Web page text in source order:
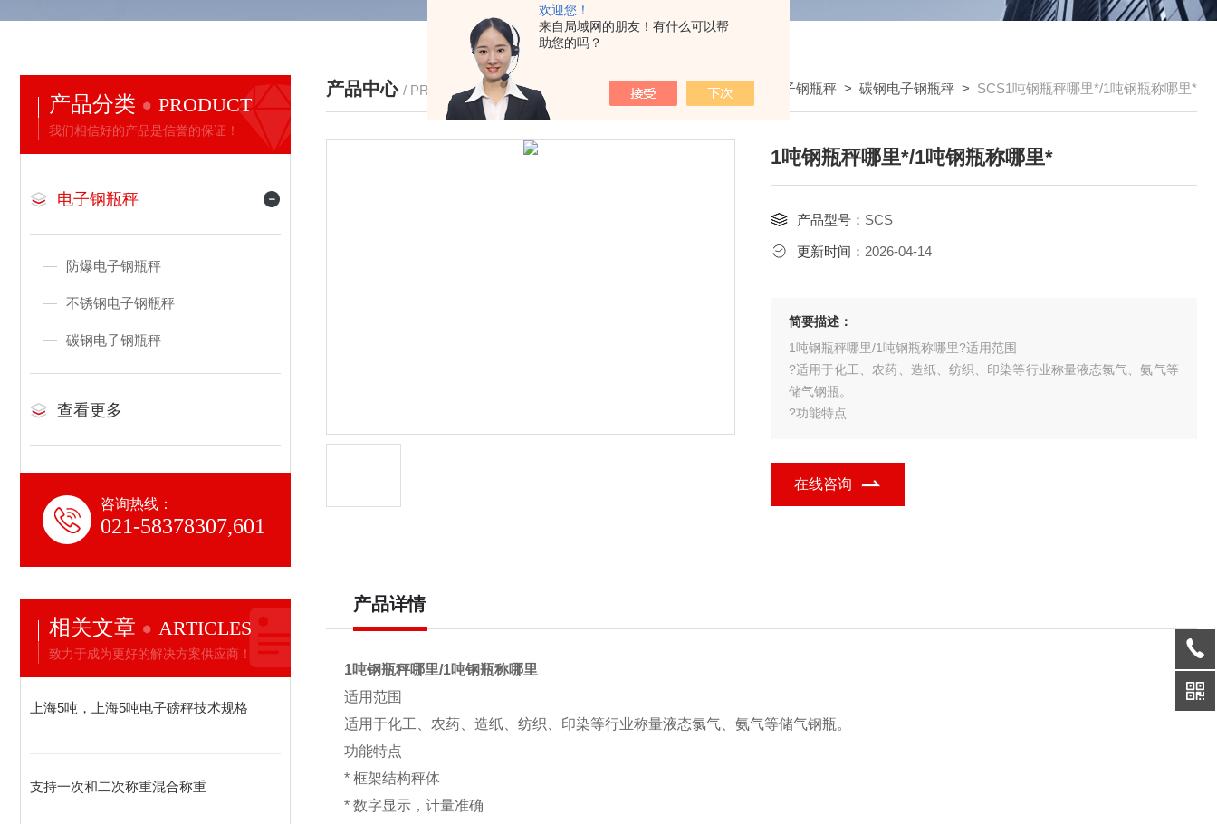
欢迎您！
来自局域网的朋友！有什么可以帮
助您的吗？
产品分类 PRODUCT
我们相信好的产品是信誉的保证！
电子钢瓶秤
防爆电子钢瓶秤
不锈钢电子钢瓶秤
碳钢电子钢瓶秤
查看更多
咨询热线：
021-58378307,601
相关文章 ARTICLES
致力于成为更好的解决方案供应商！
上海5吨，上海5吨电子磅秤技术规格
支持一次和二次称重混合称重
产品中心 / PRODUCTS 我的位置：首页 产品中心 电子钢瓶秤 > 碳钢电子钢瓶秤 > SCS1吨钢瓶秤哪里*/1吨钢瓶称哪里*
1吨钢瓶秤哪里*/1吨钢瓶称哪里*
产品型号： SCS
更新时间： 2026-04-14
简要描述：
1吨钢瓶秤哪里/1吨钢瓶称哪里?适用范围
?适用于化工、农药、造纸、纺织、印染等行业称量液态氯气、氨气等
储气钢瓶。
?功能特点
* 钢瓶支架方便钢瓶旋转
在线咨询
产品详情
1吨钢瓶秤哪里/1吨钢瓶称哪里
适用范围
适用于化工、农药、造纸、纺织、印染等行业称量液态氯气、氨气等储气钢瓶。
功能特点
* 框架结构秤体
* 数字显示，计量准确